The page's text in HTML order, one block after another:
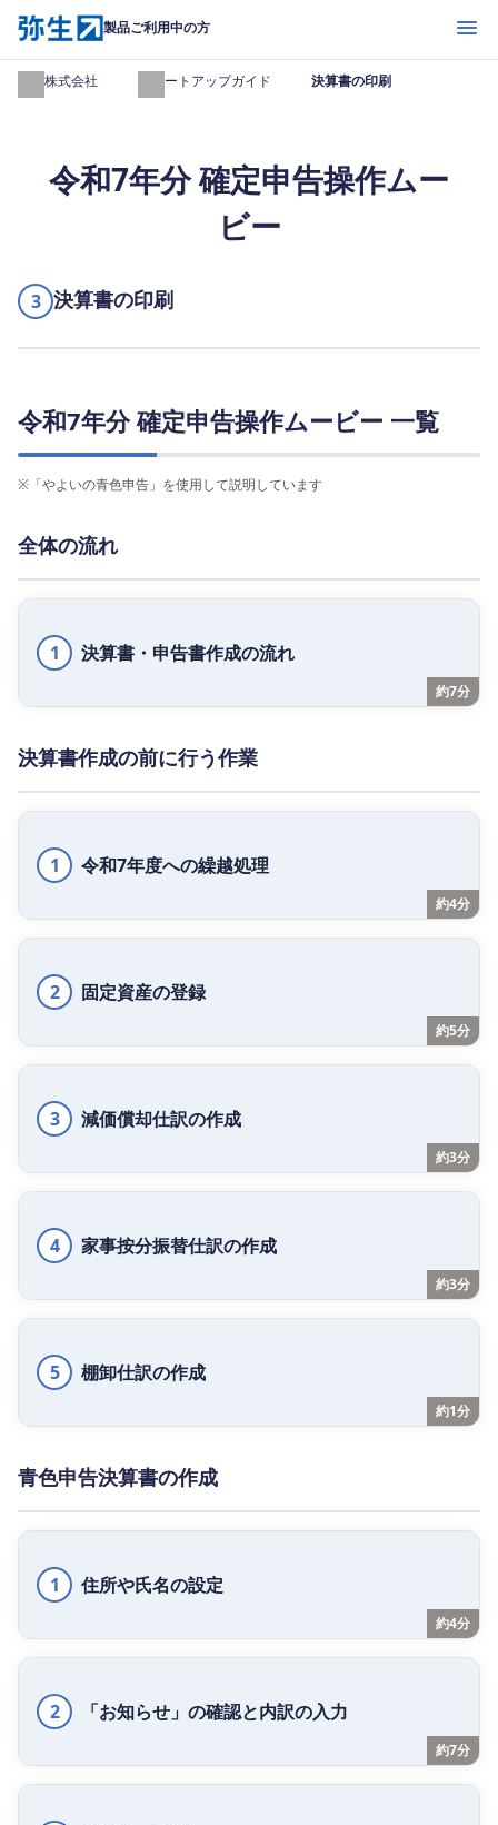
製品ご利用中の方 開く
弥生株式会社 スタートアップガイド 決算書の印刷
令和7年分 確定申告操作ムー
ビー
3 決算書の印刷
令和7年分 確定申告操作ムービー 一覧
※ 「やよいの青色申告」を使用して説明しています
全体の流れ
1 決算書・申告書作成の流れ
約7分
決算書作成の前に行う作業
1 令和7年度への繰越処理
約4分
2 固定資産の登録
約5分
3 減価償却仕訳の作成
約3分
4 家事按分振替仕訳の作成
約3分
5 棚卸仕訳の作成
約1分
青色申告決算書の作成
1 住所や氏名の設定
約4分
2 「お知らせ」の確認と内訳の入力
約7分